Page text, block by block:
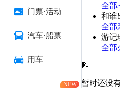
门票·活动
汽车·船票
用车
NEW
全部
和谁
全部
游记
全部
📝
暂时还没